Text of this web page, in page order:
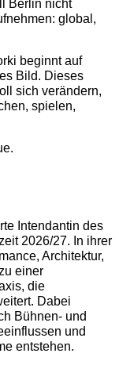
Berlin nicht
global,
beginnt auf
Bild. Dieses
sich verändern,
spielen,
Intendantin des
2026/27. In ihrer
Architektur,
einer
die
Dabei
Bühnen- und
und
entstehen.